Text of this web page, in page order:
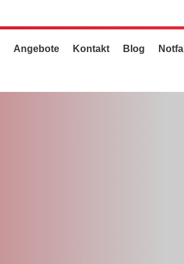
Angebote Kontakt Blog Notfall